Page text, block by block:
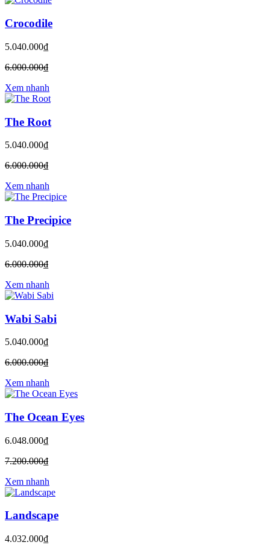
Crocodile
5.040.000₫
6.000.000₫
Xem nhanh
The Root
5.040.000₫
6.000.000₫
Xem nhanh
The Precipice
5.040.000₫
6.000.000₫
Xem nhanh
Wabi Sabi
5.040.000₫
6.000.000₫
Xem nhanh
The Ocean Eyes
6.048.000₫
7.200.000₫
Xem nhanh
Landscape
4.032.000₫